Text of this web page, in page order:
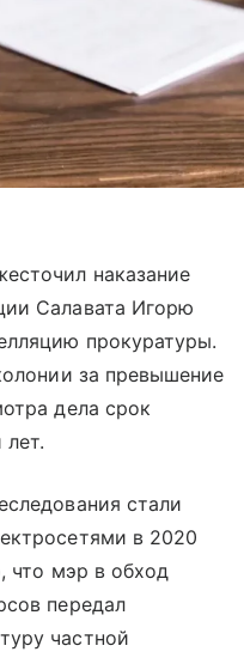
наказание
Салавата Игорю
прокуратуры.
за превышение
дела срок
стали
в 2020
что мэр в обход
передал
частной